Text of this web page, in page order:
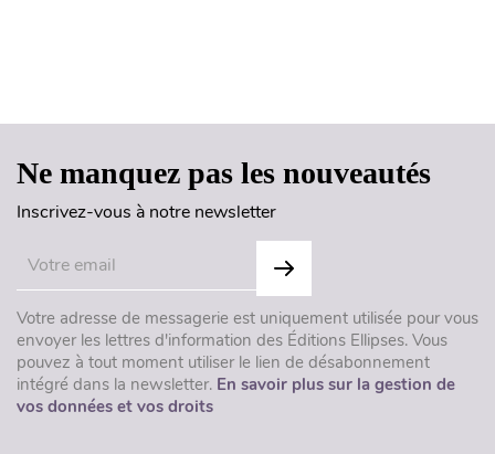
Ne manquez pas les nouveautés
Inscrivez-vous à notre newsletter
Votre adresse de messagerie est uniquement utilisée pour vous
envoyer les lettres d'information des Éditions Ellipses. Vous
pouvez à tout moment utiliser le lien de désabonnement
intégré dans la newsletter. En savoir plus sur la gestion de
vos données et vos droits